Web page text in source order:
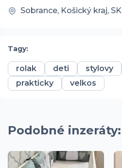
Sobrance, Košický kraj, SK
Tagy:
rolak deti stylovy
prakticky
velkos
Podobné inzeráty: